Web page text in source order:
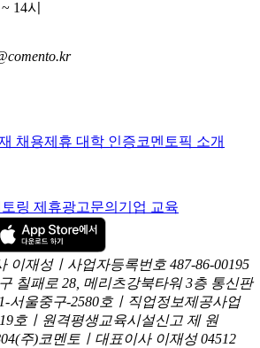
14시
채용제휴 대학 인증코멘토픽 소개
링 제휴광고문의 기업 교육
이재성ㅣ사업자등록번호 487-86-00195
칠패로 28, 메리츠강북타워 3층 통신판
서울중구-2580호ㅣ직업정보제공사업
호ㅣ원격평생교육시설신고 제 원
(주)코멘토ㅣ대표이사 이재성 04512